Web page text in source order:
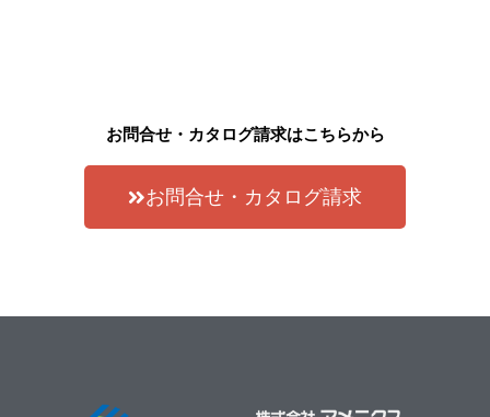
お問合せ・カタログ請求はこちらから
お問合せ・カタログ請求